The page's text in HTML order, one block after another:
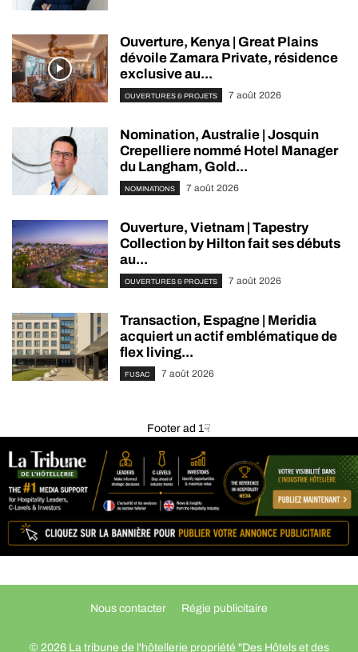
Ouverture, Kenya | Great Plains
dévoile Zamara Private, résidence
exclusive au...
OUVERTURES & PROJETS 7 août 2026
Nomination, Australie | Josquin
Crepelliere nommé Hotel Manager
du Langham, Gold...
NOMINATIONS 7 août 2026
Ouverture, Vietnam | Tapestry
Collection by Hilton fait ses débuts
au...
OUVERTURES & PROJETS 7 août 2026
Transaction, Espagne | Meridia
acquiert un actif emblématique de
flex living...
FUSAC 7 août 2026
Footer ad 1☟
Nous contacter Régie publicitaire
© 2026 La tribune de l'hôtellerie propriété "Des Hôtels et des